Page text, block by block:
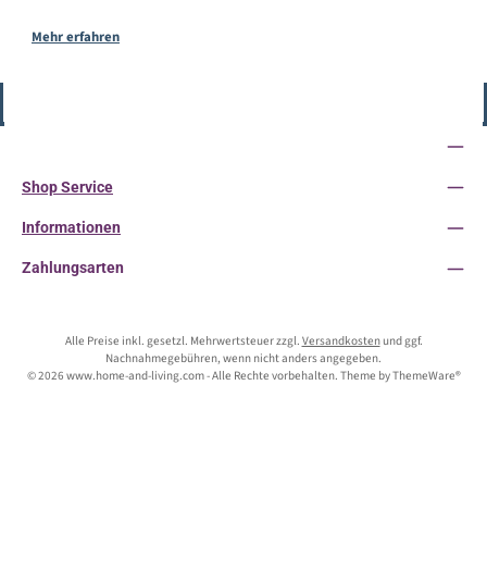
Mehr erfahren
Shop Service
Informationen
Zahlungsarten
Alle Preise inkl. gesetzl. Mehrwertsteuer zzgl. Versandkostenund ggf.
Nachnahmegebühren, wenn nicht anders angegeben.
© 2026 www.home-and-living.com - Alle Rechte vorbehalten. Theme byThemeWare®